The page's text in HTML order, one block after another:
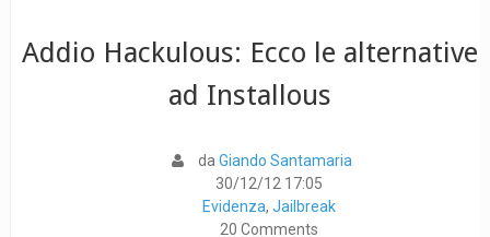
Addio Hackulous: Ecco le alternative
ad Installous
daGiando Santamaria
30/12/12 17:05
Evidenza,Jailbreak
20 Comments